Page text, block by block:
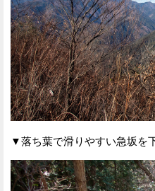
▼落ち葉で滑りやすい急坂を